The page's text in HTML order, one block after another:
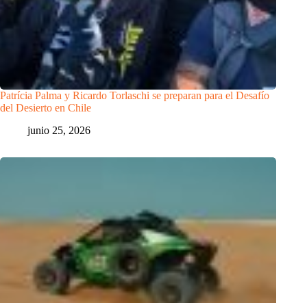
Patrícia Palma y Ricardo Torlaschi se preparan para el Desafío
del Desierto en Chile
junio 25, 2026